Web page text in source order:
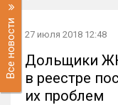
Все новости 27 июля 2018 12:48
Дольщики
в реестре
их проблем